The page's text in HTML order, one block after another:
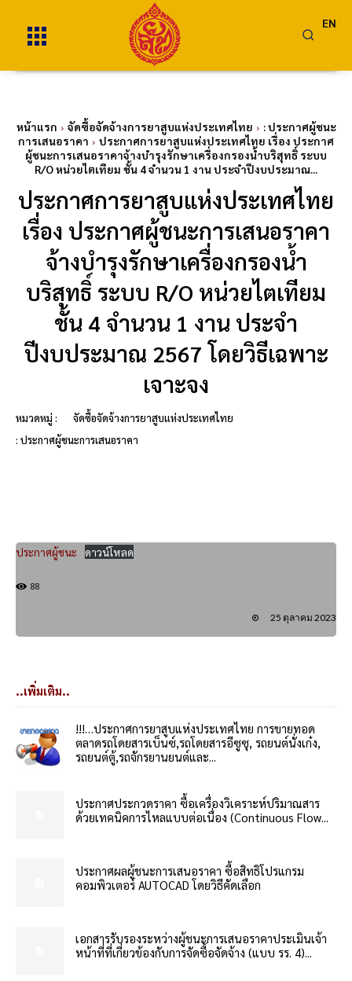
EN
หน้าแรก จัดซื้อจัดจ้างการยาสูบแห่งประเทศไทย
: ประกาศผู้ชนะ
การเสนอราคา
ประกาศการยาสูบแห่งประเทศไทย เรื่อง ประกาศ
ผู้ชนะการเสนอราคาจ้างบำรุงรักษาเครื่องกรองน้ำบริสุทธิ์ ระบบ
R/O หน่วยไตเทียม ชั้น 4 จำนวน 1 งาน ประจำปีงบประมาณ...
ประกาศการยาสูบแห่งประเทศไทย
เรื่อง ประกาศผู้ชนะการเสนอราคา
จ้างบำรุงรักษาเครื่องกรองน้ำ
บริสุทธิ์ ระบบ R/O หน่วยไตเทียม
ชั้น 4 จำนวน 1 งาน ประจำ
ปีงบประมาณ 2567 โดยวิธีเฉพาะ
เจาะจง
หมวดหมู่ :
จัดซื้อจัดจ้างการยาสูบแห่งประเทศไทย
: ประกาศผู้ชนะการเสนอราคา
ประกาศผู้ชนะ ดาวน์โหลด
88
25 ตุลาคม 2023
..เพิ่มเติม..
!!!…ประกาศการยาสูบแห่งประเทศไทย การขายทอด
ตลาดรถโดยสารเบ็นซ์,รถโดยสารอีซูซุ, รถยนต์นั่งเก๋ง,
รถยนต์ตู้,รถจักรยานยนต์และ...
ประกาศประกวดราคา ซื้อเครื่องวิเคราะห์ปริมาณสาร
ด้วยเทคนิคการไหลแบบต่อเนื่อง (Continuous Flow...
ประกาศผลผู้ชนะการเสนอราคา ซื้อสิทธิโปรแกรม
คอมพิวเตอร์ AUTOCAD โดยวิธีคัดเลือก
เอกสารรับรองระหว่างผู้ชนะการเสนอราคาประเมินเจ้า
หน้าที่ที่เกี่ยวข้องกับการจัดซื้อจัดจ้าง (แบบ รร. 4)...